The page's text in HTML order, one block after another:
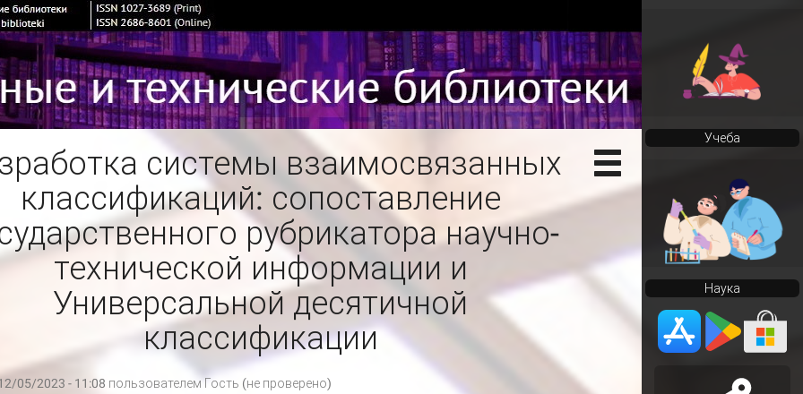
системы взаимосвязанных
классификаций: сопоставление
рубрикатора научно-
технической информации и
Универсальной десятичной
классификации
05/2023 - 11:08 пользователем Гость (не проверено)
Учеба
Наука